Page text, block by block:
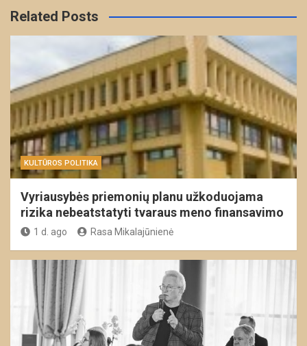
Related Posts
KULTŪROS POLITIKA
Vyriausybės priemonių planu užkoduojama
rizika nebeatstatyti tvaraus meno finansavimo
1 d. ago Rasa Mikalajūnienė